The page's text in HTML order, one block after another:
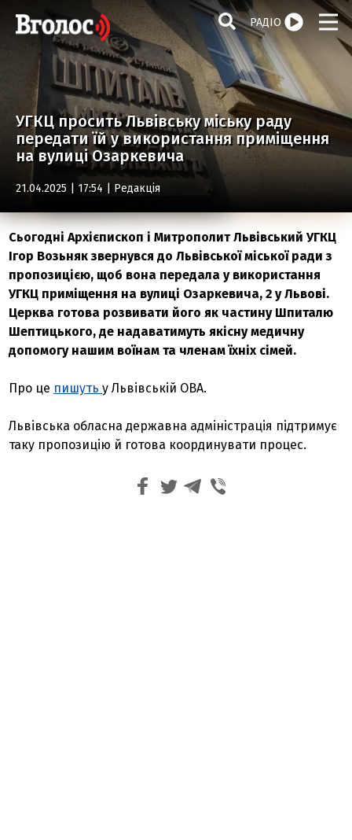
РАДІО
УГКЦ просить Львівську міську раду
передати їй у використання приміщення
на вулиці Озаркевича
21.04.2025 | 17:54 | Редакція
Сьогодні Архієпископ і Митрополит Львівський УГКЦ
Ігор Возьняк звернувся до Львівської міської ради з
пропозицією, щоб вона передала у використання
УГКЦ приміщення на вулиці Озаркевича, 2 у Львові.
Церква готова розвивати його як частину Шпиталю
Шептицького, де надаватимуть якісну медичну
допомогу нашим воїнам та членам їхніх сімей.
Про це пишутьу Львівській ОВА.
Львівська обласна державна адміністрація підтримує
таку пропозицію й готова координувати процес.